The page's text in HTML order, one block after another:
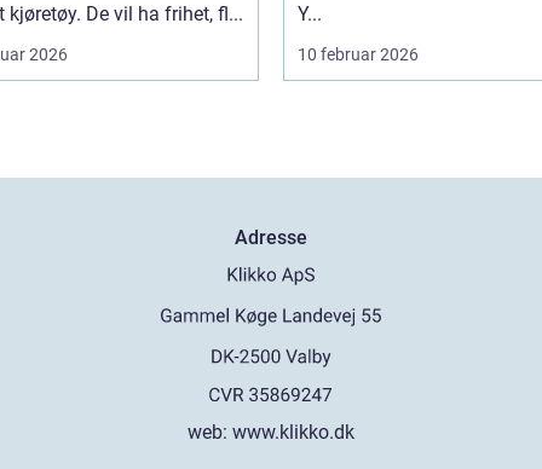
kjøretøy. De vil ha frihet, fl...
2026
Y...
10 februar 2026
Adresse
web: www.klikko.dk